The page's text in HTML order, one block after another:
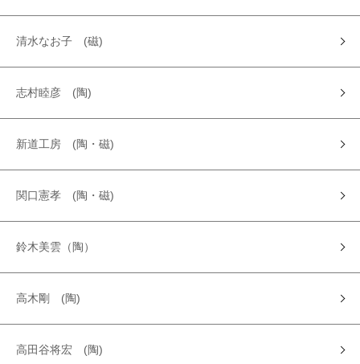
清水なお子 (磁)
志村睦彦 (陶)
新道工房 (陶・磁)
関口憲孝 (陶・磁)
鈴木美雲（陶）
高木剛 (陶)
高田谷将宏 (陶)